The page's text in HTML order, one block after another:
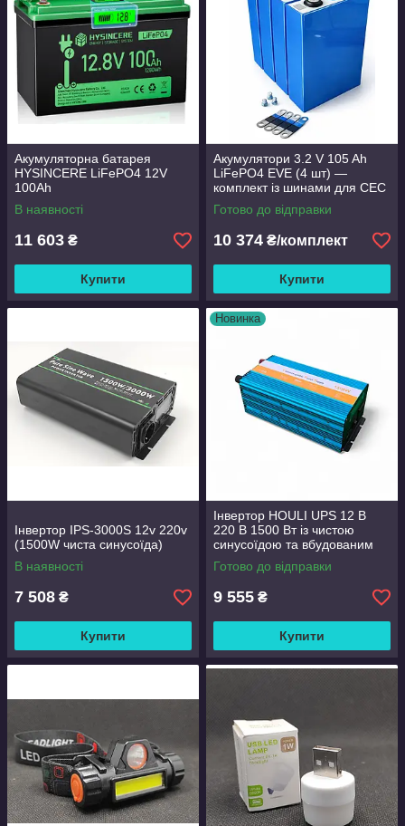
Акумуляторна батарея
HYSINCERE LiFePO4 12V
100Ah
В наявності
11 603 ₴
Купити
Акумулятори 3.2 V 105 Ah
LiFePO4 EVE (4 шт) —
комплект із шинами для СЕС
та інверторів
Готово до відправки
10 374 ₴/комплект
Купити
Інвертор IPS-3000S 12v 220v
(1500W чиста синусоїда)
В наявності
7 508 ₴
Купити
Новинка
Інвертор HOULI UPS 12 В
220 В 1500 Вт із чистою
синусоїдою та вбудованим
зарядним пристроєм до 15 А
Готово до відправки
9 555 ₴
Купити